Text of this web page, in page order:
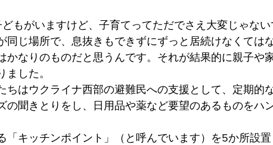
もがいますけど、子育てってただでさえ大変じゃな
同じ場所で、息抜きもできずにずっと居続けなくては
かなりのものだと思うんです。それが結果的に親子や
ました。
ちはウクライナ西部の避難民への支援として、定期的
の聞きとりをし、日用品や薬など要望のあるものをハ
「キッチンポイント」（と呼んでいます）を5か所設